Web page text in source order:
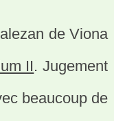
de Viona
II. Jugement
beaucoup de